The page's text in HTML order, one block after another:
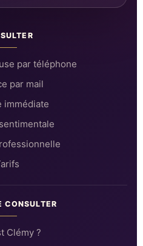
par téléphone
par mail
immédiate
CONSULTER
Clémy ?